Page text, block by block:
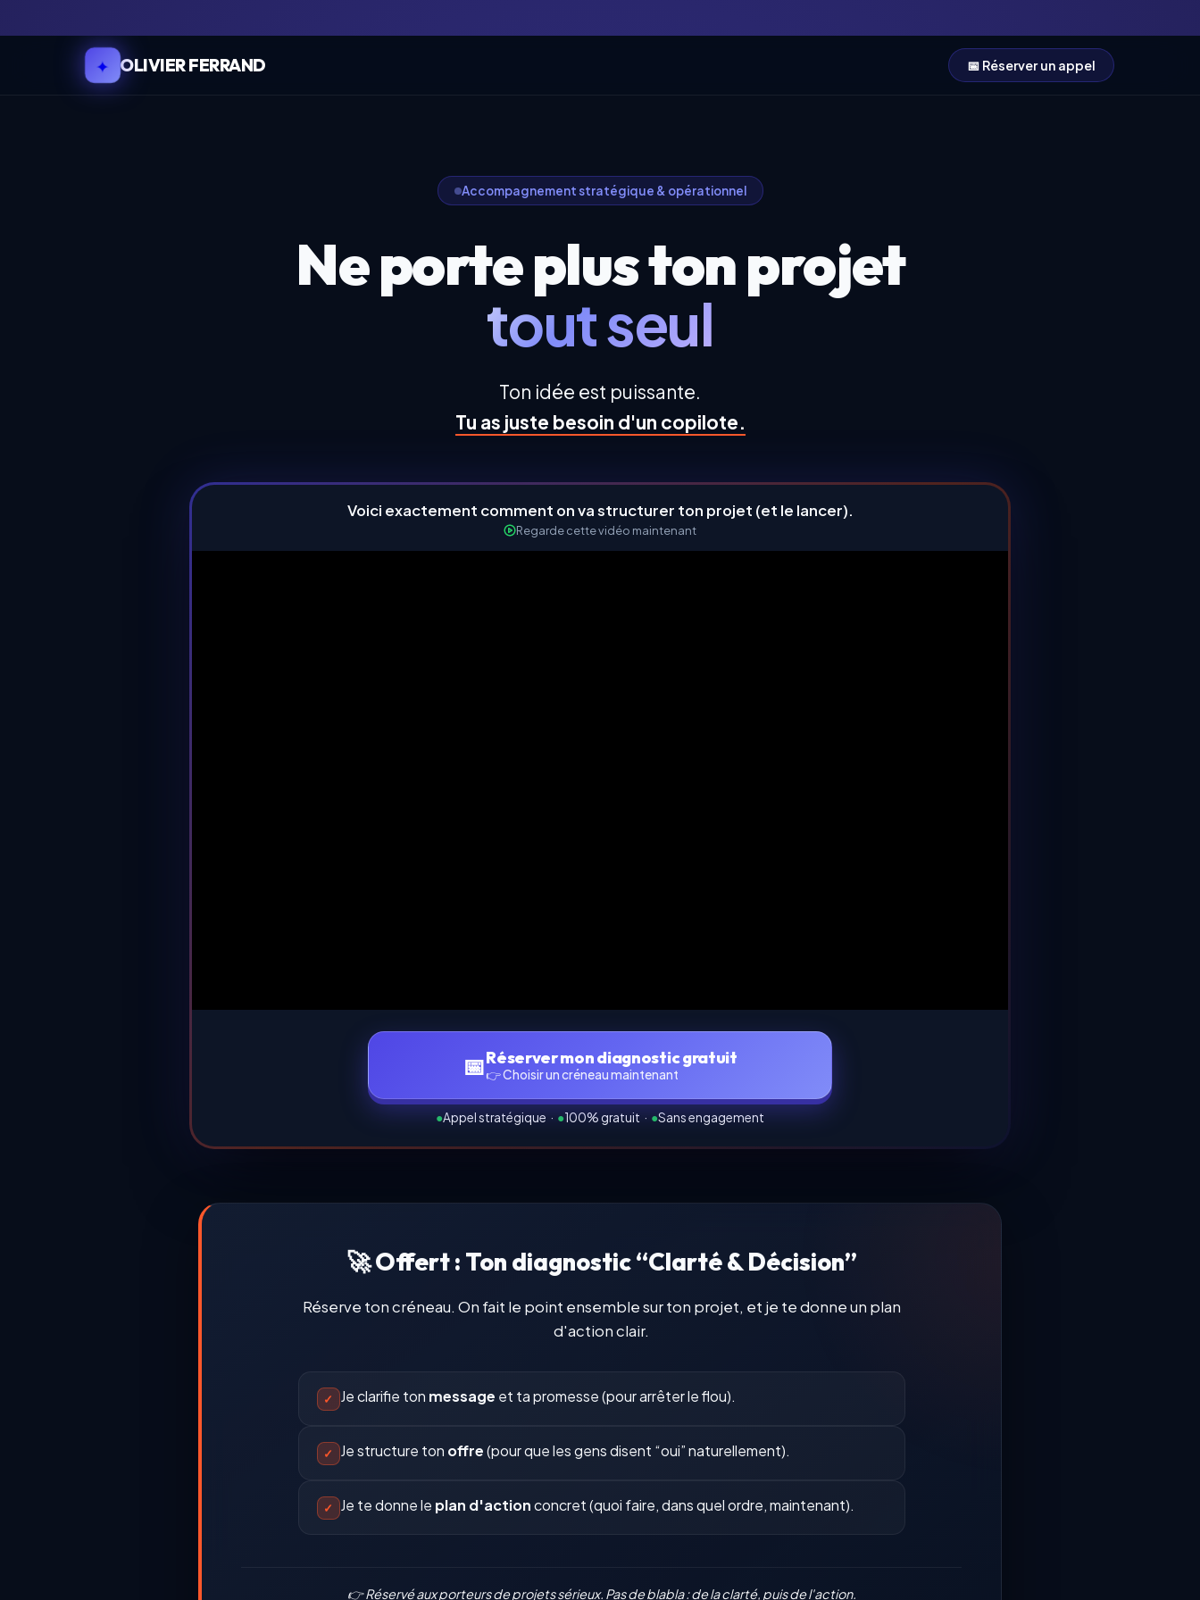
✦ OLIVIER FERRAND 📅 Réserver un appel
Accompagnement stratégique & opérationnel
Ne porte plus ton projet
tout seul
Ton idée est puissante.
Tu as juste besoin d'un copilote.
Voici exactement comment on va structurer ton projet (et le lancer).
Regarde cette vidéo maintenant
📅Réserver mon diagnostic gratuit
👉 Choisir un créneau maintenant
●Appel stratégique · ●100% gratuit · ●Sans engagement
🚀 Offert : Ton diagnostic “Clarté & Décision”
Réserve ton créneau. On fait le point ensemble sur ton projet, et je te donne un plan
d'action clair.
✓ Je clarifie ton message et ta promesse (pour arrêter le flou).
✓ Je structure ton offre(pour que les gens disent “oui” naturellement).
✓ Je te donne le plan d'actionconcret (quoi faire, dans quel ordre, maintenant).
👉 Réservé aux porteurs de projets sérieux. Pas de blabla : de la clarté, puis de l'action.